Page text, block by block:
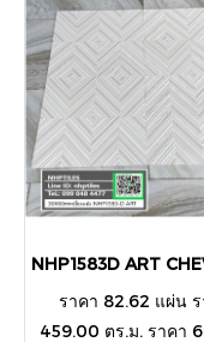
NHP1583D ART
ราคา 82.62 แผ่น ร
459.00 ตร.ม. ราคา